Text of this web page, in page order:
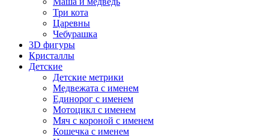
Три кота
Царевны
Чебурашка
3D фигуры
Кристаллы
Детские
Детские метрики
Медвежата с именем
Единорог с именем
Мотоцикл с именем
Мяч с короной с именем
Кошечка с именем